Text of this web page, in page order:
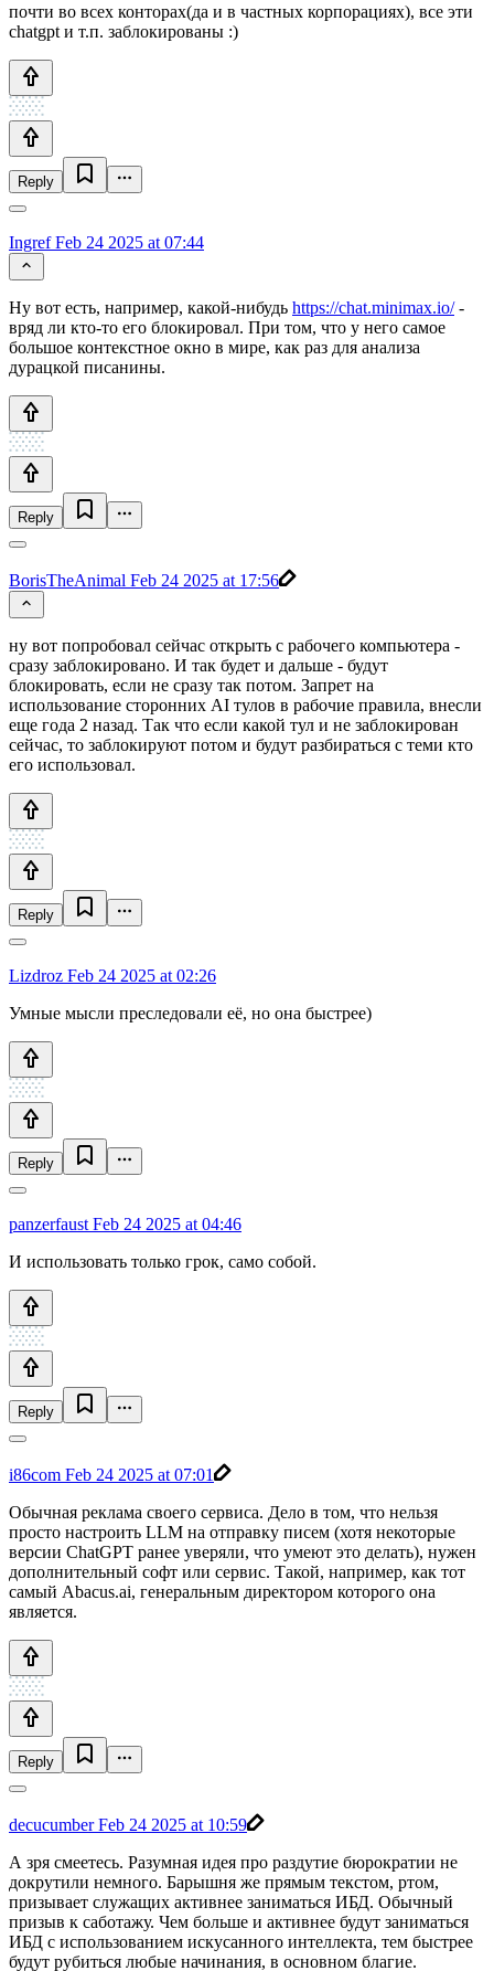
почти во всех конторах(да и в частных корпорациях), все эти
chatgpt и т.п. заблокированы :)
Reply
IngrefFeb 24 2025 at 07:44
Ну вот есть, например, какой-нибудь https://chat.minimax.io/-
вряд ли кто-то его блокировал. При том, что у него самое
большое контекстное окно в мире, как раз для анализа
дурацкой писанины.
Reply
BorisTheAnimal Feb 24 2025 at 17:56
ну вот попробовал сейчас открыть с рабочего компьютера -
сразу заблокировано. И так будет и дальше - будут
блокировать, если не сразу так потом. Запрет на
использование сторонних AI тулов в рабочие правила, внесли
еще года 2 назад. Так что если какой тул и не заблокирован
сейчас, то заблокируют потом и будут разбираться с теми кто
его использовал.
Reply
Lizdroz Feb 24 2025 at 02:26
Умные мысли преследовали её, но она быстрее)
Reply
panzerfaust Feb 24 2025 at 04:46
И использовать только грок, само собой.
Reply
i86com Feb 24 2025 at 07:01
Обычная реклама своего сервиса. Дело в том, что нельзя
просто настроить LLM на отправку писем (хотя некоторые
версии ChatGPT ранее уверяли, что умеют это делать), нужен
дополнительный софт или сервис. Такой, например, как тот
самый Abacus.ai, генеральным директором которого она
является.
Reply
decucumberFeb 24 2025 at 10:59
А зря смеетесь. Разумная идея про раздутие бюрократии не
докрутили немного. Барышня же прямым текстом, ртом,
призывает служащих активнее заниматься ИБД. Обычный
призыв к саботажу. Чем больше и активнее будут заниматься
ИБД с использованием искусанного интеллекта, тем быстрее
будут рубиться любые начинания, в основном благие.